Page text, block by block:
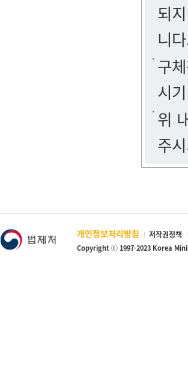
되
니
구
시
위
주
개인정보처리방침 저작권정책
Copyright ⓒ 1997-2023 Korea